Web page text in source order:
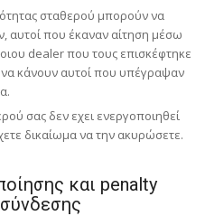
σταθερού μπορούν να
αυτοί που έκαναν αίτηση μέσω
dealer που τους επισκέφτηκε
κάνουν αυτοί που υπέγραψαν
σας δεν εχει ενεργοποιηθεί
δικαίωμα να την ακυρώσετε.
και penalty